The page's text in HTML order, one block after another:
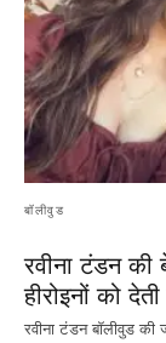
बॉलीवुड
रवीना टंडन की
हीरोइनों को
रवीना टंडन बॉलीवुड